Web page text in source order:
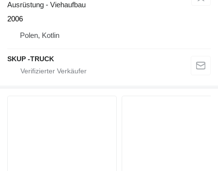
Ausrüstung - Viehaufbau
2006
Polen, Kotlin
SKUP -TRUCK